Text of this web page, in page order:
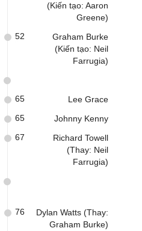
(Kiến tạo: Aaron
Greene)
Graham Burke
(Kiến tạo: Neil
Farrugia)
52
Lee Grace
65
Johnny Kenny
65
Richard Towell
(Thay: Neil
Farrugia)
67
Dylan Watts (Thay:
Graham Burke)
76